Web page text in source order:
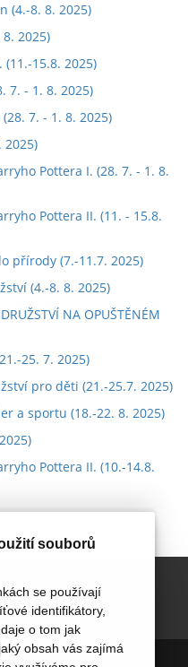
souborů
se používají
identifikátory,
o tom jak
obsah vás zajímá
(4.-8. 8. 2025)
2025)
15.8. 2025)
7. - 1. 8. 2025)
7. - 1. 8. 2025)
2025)
Pottera I. (28. 7. - 1. 8.
Pottera II. (11. - 15.8.
přírody (7.-11.7. 2025)
(4.-8. 8. 2025)
NA OPUŠTĚNÉM
25. 7. 2025)
pro děti (21.-25.7. 2025)
a sportu (18.-22. 8. 2025)
Pottera II. (10.-14.8.
Miniškolka